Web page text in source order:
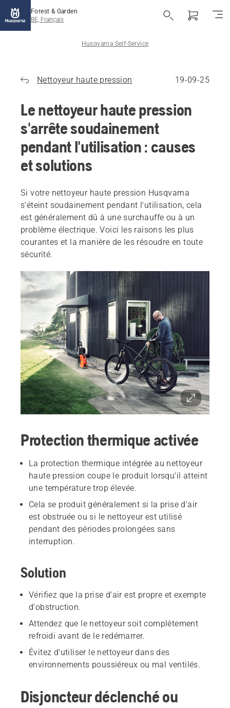
Forest & Garden
BE, Français
Husqvarna Self-Service
Nettoyeur haute pression 19-09-25
Le nettoyeur haute pression
s'arrête soudainement
pendant l'utilisation : causes
et solutions
Si votre nettoyeur haute pression Husqvarna
s'éteint soudainement pendant l'utilisation, cela
est généralement dû à une surchauffe ou à un
problème électrique. Voici les raisons les plus
courantes et la manière de les résoudre en toute
sécurité.
Protection thermique activée
La protection thermique intégrée au nettoyeur
haute pression coupe le produit lorsqu'il atteint
une température trop élevée.
Cela se produit généralement si la prise d'air
est obstruée ou si le nettoyeur est utilisé
pendant des périodes prolongées sans
interruption.
Solution
Vérifiez que la prise d'air est propre et exempte
d'obstruction.
Attendez que le nettoyeur soit complètement
refroidi avant de le redémarrer.
Évitez d'utiliser le nettoyeur dans des
environnements poussiéreux ou mal ventilés.
Disjoncteur déclenché ou